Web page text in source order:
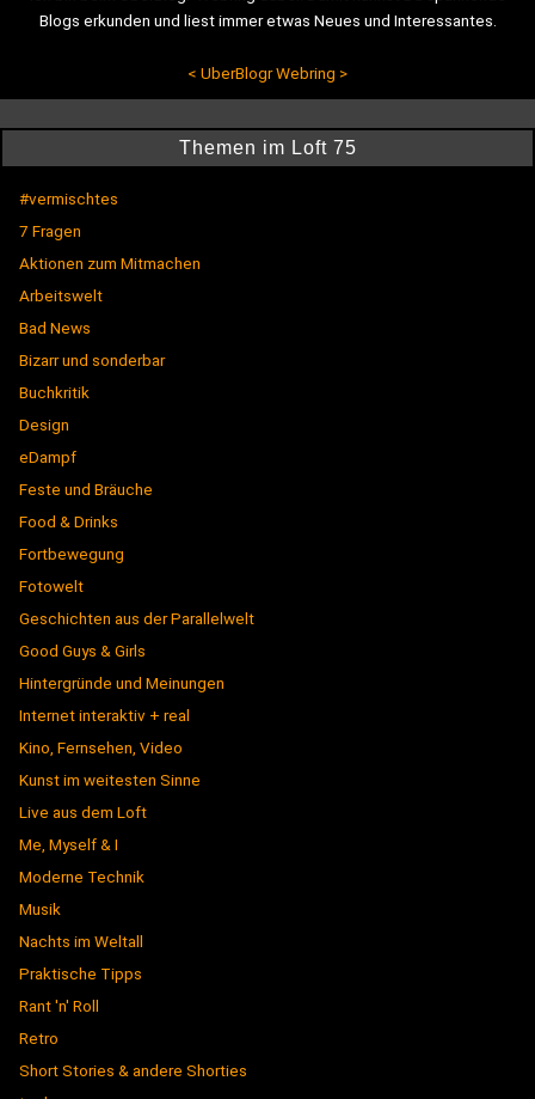
Blogs erkunden und liest immer etwas Neues und Interessantes.
< UberBlogr Webring >
Themen im Loft 75
#vermischtes
7 Fragen
Aktionen zum Mitmachen
Arbeitswelt
Bad News
Bizarr und sonderbar
Buchkritik
Design
eDampf
Feste und Bräuche
Food & Drinks
Fortbewegung
Fotowelt
Geschichten aus der Parallelwelt
Good Guys & Girls
Hintergründe und Meinungen
Internet interaktiv + real
Kino, Fernsehen, Video
Kunst im weitesten Sinne
Live aus dem Loft
Me, Myself & I
Moderne Technik
Musik
Nachts im Weltall
Praktische Tipps
Rant 'n' Roll
Retro
Short Stories & andere Shorties